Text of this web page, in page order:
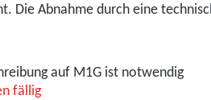
Abnahme durch eine
auf M1G ist notwendig
fällig